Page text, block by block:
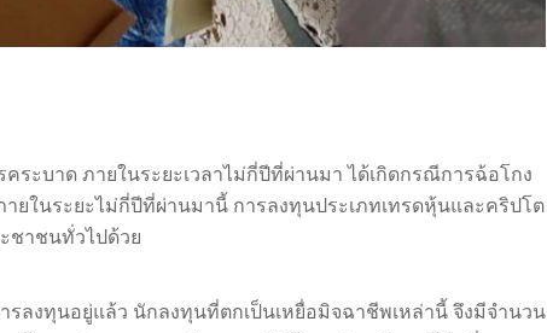
ระบาด ภายในระยะเวลาไม่กี่ปีที่ผ่านมา ได้เกิดกรณีการฉ้อโกง
ยในระยะไม่กี่ปีที่ผ่านมานี้ การลงทุนประเภทเทรดหุ้นและคริปโต
ระชาชนทั่วไปด้วย
งทุนอยู่แล้ว นักลงทุนที่ตกเป็นเหยื่อมิจฉาชีพเหล่านี้ จึงมีจำนวน